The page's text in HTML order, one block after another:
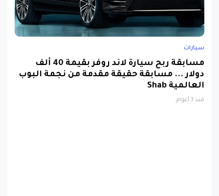
سيارات
مسابقة ربح سيارة لاند روفر بقيمة 40 ألف
دولار ... مسابقة حقيقة مقدمة من نجمة البوب
العالمية Shab
منذ 3 أعوام